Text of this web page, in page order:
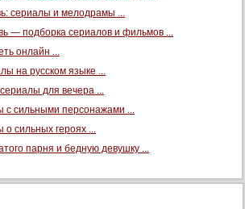
сериалы и мелодрамы ...
— подборка сериалов и фильмов ...
онлайн ...
на русском языке ...
для вечера ...
с сильными персонажами ...
о сильных героях ...
парня и бедную девушку ...